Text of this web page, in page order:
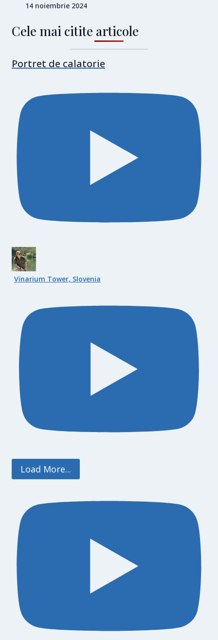
14 noiembrie 2024
Cele mai citite articole
Portret de calatorie
Vinarium Tower, Slovenia
Load More...